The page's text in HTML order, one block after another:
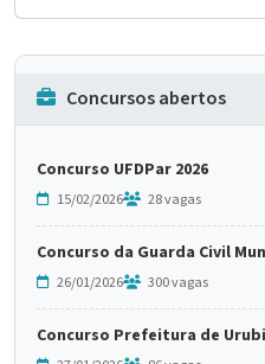
Concursos abertos
Concurso UFDPar 2026
15/02/2026 28 vagas
Concurso da Guarda Civil
26/01/2026 300 vagas
Concurso Prefeitura de